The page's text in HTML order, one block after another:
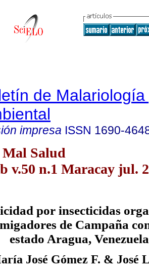
de
impresa ISSN 1690-
Salud
v.50 n.1 Maracay jul.
por insecticidas
de Campaña
estado Aragua,
José Gómez F. & José